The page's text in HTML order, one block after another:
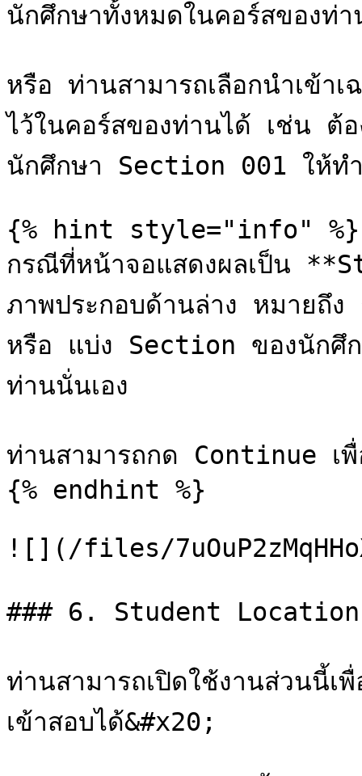
นักศึกษาทั้งหมดในคอร์สของท่
หรือ ท่านสามารถเลือกนำเข้
ไว้ในคอร์สของท่านได้ เช่น ต้
นักศึกษา Section 001 ให้ท
{% hint style="info" %}
กรณีที่หน้าจอแสดงผลเป็น
ภาพประกอบด้านล่าง หมายถึง
หรือ แบ่ง Section ของนักศึก
ท่านนั่นเอง
ท่านสามารถกด Continue เ
{% endhint %}
![](/files/
### 6. Student Location
ท่านสามารถเปิดใช้งานส่วนนี้เ
เข้าสอบได้&#x20;